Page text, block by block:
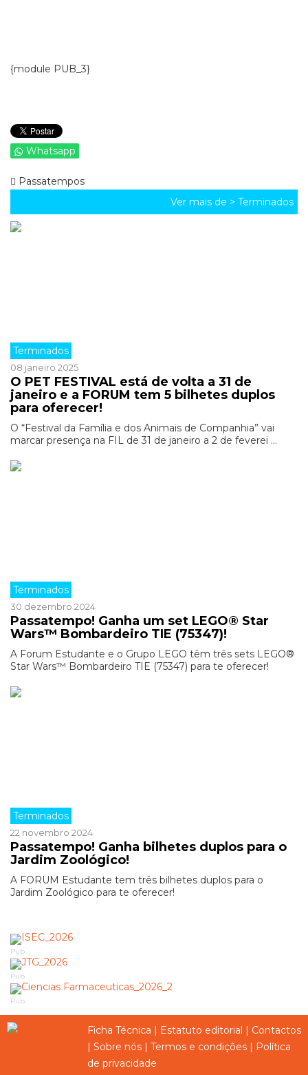
{module PUB_3}
Whatsapp
Passatempos
Ver mais de > Terminados
Terminados
08 janeiro 2025
O PET FESTIVAL está de volta a 31 de
janeiro e a FORUM tem 5 bilhetes duplos
para oferecer!
O “Festival da Família e dos Animais de Companhia” vai
marcar presença na FIL de 31 de janeiro a 2 de feverei ...
Terminados
30 dezembro 2024
Passatempo! Ganha um set LEGO® Star
Wars™ Bombardeiro TIE (75347)!
A Forum Estudante e o Grupo LEGO têm três sets LEGO®
Star Wars™ Bombardeiro TIE (75347) para te oferecer!
Terminados
22 novembro 2024
Passatempo! Ganha bilhetes duplos para o
Jardim Zoológico!
A FORUM Estudante tem três bilhetes duplos para o
Jardim Zoológico para te oferecer!
Pub
Pub
Pub
Ficha Técnica | Estatuto editorial | Contactos
| Sobre nós | Termos e condições | Política
de privacidade